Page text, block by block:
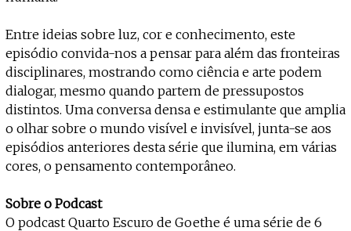
Política de privacidade - App
Coffeelabs Cursos curtos
Entre ideias sobre luz, cor e conhecimento, este
episódio convida-nos a pensar para além das fronteiras
disciplinares, mostrando como ciência e arte podem
dialogar, mesmo quando partem de pressupostos
distintos. Uma conversa densa e estimulante que amplia
o olhar sobre o mundo visível e invisível, junta-se aos
episódios anteriores desta série que ilumina, em várias
cores, o pensamento contemporâneo.
Sobre o Podcast
O podcast Quarto Escuro de Goethe é uma série de 6